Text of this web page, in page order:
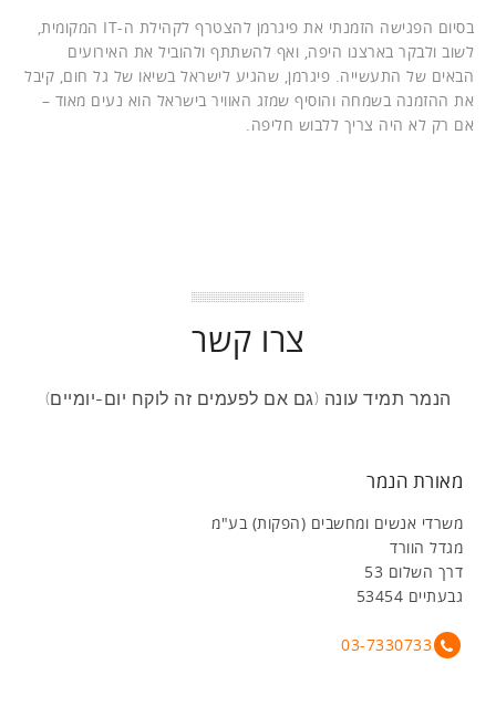
בסיום הפגישה הזמנתי את פיגרמן להצטרף לקהילת ה-IT המקומית,
לשוב ולבקר בארצנו היפה, ואף להשתתף ולהוביל את האירועים
הבאים של התעשייה. פיגרמן, שהגיע לישראל בשיאו של גל חום, קיבל
את ההזמנה בשמחה והוסיף שמזג האוויר בישראל הוא נעים מאוד –
אם רק לא היה צריך ללבוש חליפה.
צרו קשר
הנמר תמיד עונה (גם אם לפעמים זה לוקח יום-יומיים)
מאורת הנמר
משרדי אנשים ומחשבים (הפקות) בע"מ
מגדל הוורד
דרך השלום 53
גבעתיים 53454
03-7330733